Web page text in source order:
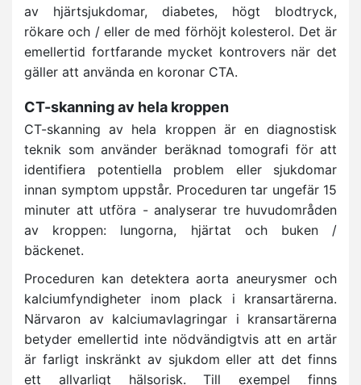
av hjärtsjukdomar, diabetes, högt blodtryck,
rökare och / eller de med förhöjt kolesterol. Det är
emellertid fortfarande mycket kontrovers när det
gäller att använda en koronar CTA.
CT-skanning av hela kroppen
CT-skanning av hela kroppen är en diagnostisk
teknik som använder beräknad tomografi för att
identifiera potentiella problem eller sjukdomar
innan symptom uppstår. Proceduren tar ungefär 15
minuter att utföra - analyserar tre huvudområden
av kroppen: lungorna, hjärtat och buken /
bäckenet.
Proceduren kan detektera aorta aneurysmer och
kalciumfyndigheter inom plack i kransartärerna.
Närvaron av kalciumavlagringar i kransartärerna
betyder emellertid inte nödvändigtvis att en artär
är farligt inskränkt av sjukdom eller att det finns
ett allvarligt hälsorisk. Till exempel finns